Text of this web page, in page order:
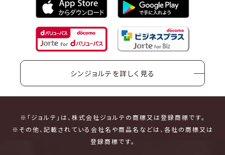
シンジョルテを詳しく見る
※「ジョルテ」は、株式会社ジョルテの商標又は登録商標です。
※その他、記載されている会社名や商品名などは、各社の商標又は
登録商標です。